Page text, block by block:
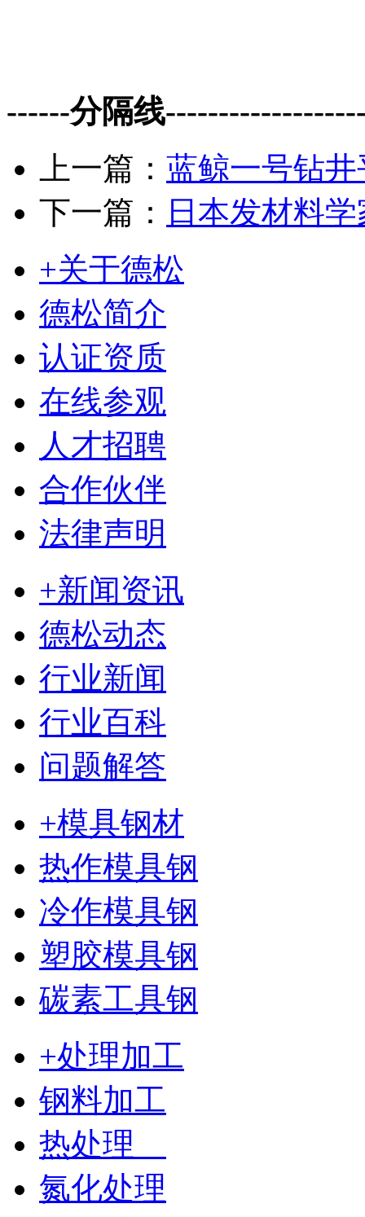
------分隔线
上一篇： 蓝鲸一号钻
下一篇：
日本发材料
+关于德松
德松简介
认证资质
在线参观
人才招聘
合作伙伴
法律声明
+新闻资讯
德松动态
行业新闻
行业百科
问题解答
+模具钢材
热作模具钢
冷作模具钢
塑胶模具钢
碳素工具钢
+处理加工
钢料加工
热处理
氮化处理